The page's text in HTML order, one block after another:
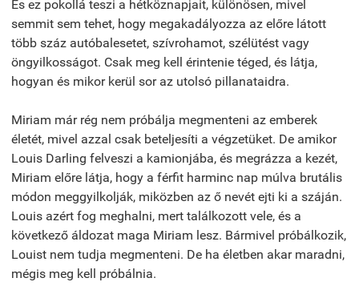
És ez pokollá teszi a hétköznapjait, különösen, mivel
semmit sem tehet, hogy megakadályozza az előre látott
több száz autóbalesetet, szívrohamot, szélütést vagy
öngyilkosságot. Csak meg kell érintenie téged, és látja,
hogyan és mikor kerül sor az utolsó pillanataidra.
Miriam már rég nem próbálja megmenteni az emberek
életét, mivel azzal csak beteljesíti a végzetüket. De amikor
Louis Darling felveszi a kamionjába, és megrázza a kezét,
Miriam előre látja, hogy a férfit harminc nap múlva brutális
módon meggyilkolják, miközben az ő nevét ejti ki a száján.
Louis azért fog meghalni, mert találkozott vele, és a
következő áldozat maga Miriam lesz. Bármivel próbálkozik,
Louist nem tudja megmenteni. De ha életben akar maradni,
mégis meg kell próbálnia.